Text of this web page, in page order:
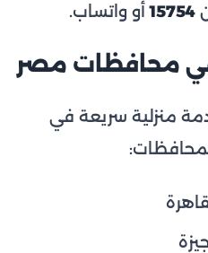
15754أو واتساب.
في محافظات مصر
منزلية سريعة في